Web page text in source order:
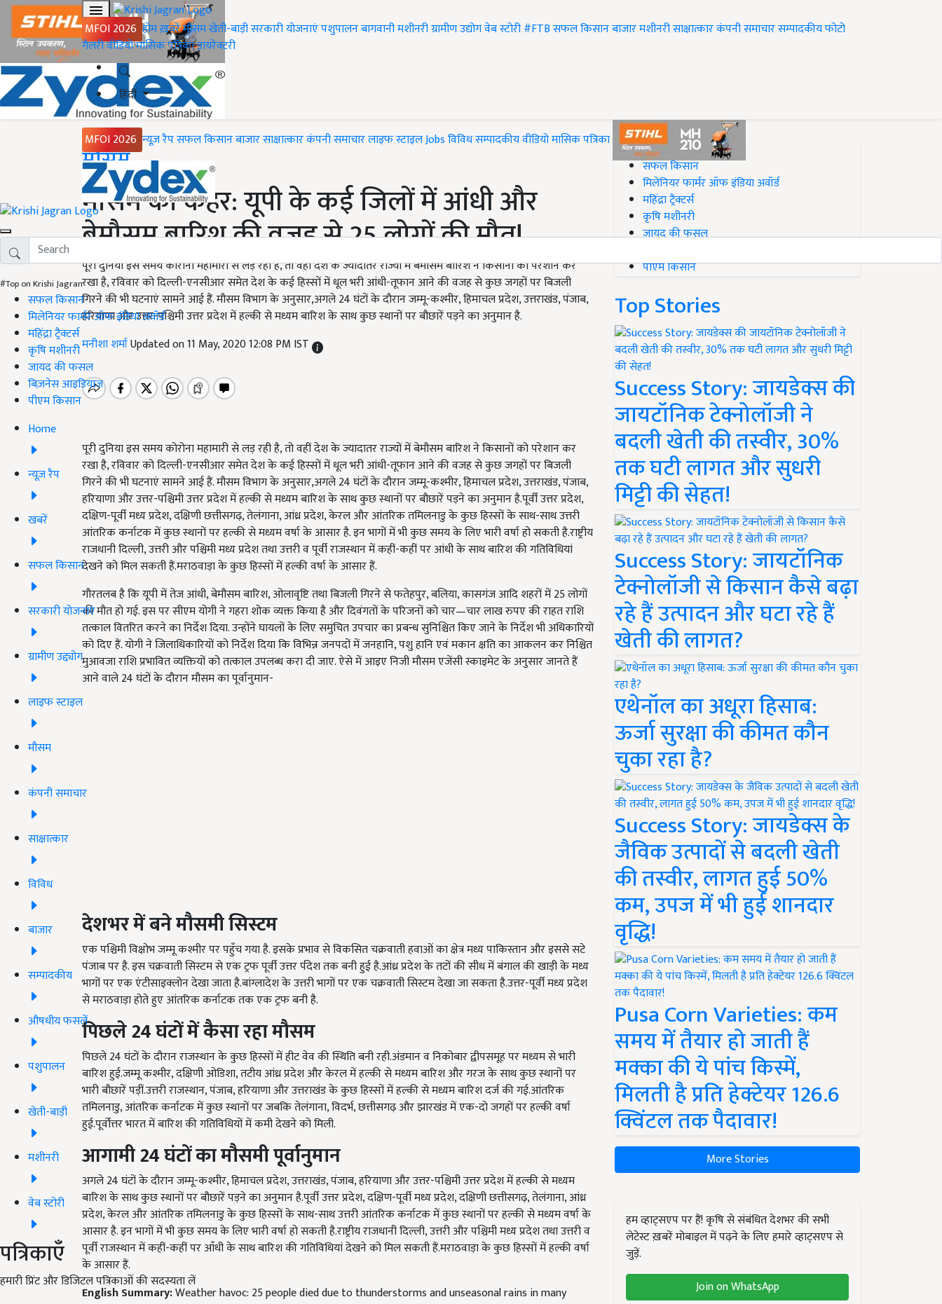
MFOI 2026 होमख़बरेंमौसमखेती-बाड़ीसरकारी योजनाएंपशुपालनबागवानीमशीनरीग्रामीण उद्योगवेब स्टोरी#FTBसफल किसानबाजारमशीनरीसाक्षात्कारकंपनी समाचारसम्पादकीयफोटो
गैलरीवीडियोमासिक पत्रिकाडायरेक्टरी
हिंदी
MFOI 2026 न्यूज़ रैपसफल किसानबाजारसाक्षात्कारकंपनी समाचारलाइफ स्टाइलJobsविविधसम्पादकीयवीडियोमासिक पत्रिका
#Top on Krishi Jagran
सफल किसान
मिलेनियर फार्मर ऑफ इंडिया अवॉर्ड
महिंद्रा ट्रैक्टर्स
कृषि मशीनरी
जायद की फसल
बिज़नेस आइडियाज
पीएम किसान
Home
न्यूज़ रैप
खबरें
सफल किसान
सरकारी योजनाएं
ग्रामीण उद्द्योग
लाइफ स्टाइल
मौसम
कंपनी समाचार
साक्षात्कार
विविध
बाजार
सम्पादकीय
औषधीय फसलें
पशुपालन
खेती-बाड़ी
मशीनरी
वेब स्टोरी
पत्रिकाएँ
हमारी प्रिंट और डिजिटल पत्रिकाओं की सदस्यता लें
Home
मौसम
मौसम का कहर: यूपी के कई जिलों में आंधी और
बेमौसम बारिश की वजह से 25 लोगों की मौत!
पूरी दुनिया इस समय कोरोना महामारी से लड़ रही है, तो वहीं देश के ज्यादातर राज्यों में बेमौसम बारिश ने किसानों को परेशान कर
रखा है, रविवार को दिल्ली-एनसीआर समेत देश के कई हिस्सों में धूल भरी आंधी-तूफान आने की वजह से कुछ जगहों पर बिजली
गिरने की भी घटनाएं सामने आई हैं. मौसम विभाग के अनुसार,अगले 24 घंटों के दौरान जम्मू-कश्मीर, हिमाचल प्रदेश, उत्तराखंड, पंजाब,
हरियाणा और उत्तर-पश्चिमी उत्तर प्रदेश में हल्की से मध्यम बारिश के साथ कुछ स्थानों पर बौछारें पड़ने का अनुमान है.
मनीशा शर्माUpdated on 11 May, 2020 12:08 PM IST
पूरी दुनिया इस समय कोरोना महामारी से लड़ रही है, तो वहीं देश के ज्यादातर राज्यों में बेमौसम बारिश ने किसानों को परेशान कर
रखा है, रविवार को दिल्ली-एनसीआर समेत देश के कई हिस्सों में धूल भरी आंधी-तूफान आने की वजह से कुछ जगहों पर बिजली
गिरने की भी घटनाएं सामने आई हैं. मौसम विभाग के अनुसार,अगले 24 घंटों के दौरान जम्मू-कश्मीर, हिमाचल प्रदेश, उत्तराखंड, पंजाब,
हरियाणा और उत्तर-पश्चिमी उत्तर प्रदेश में हल्की से मध्यम बारिश के साथ कुछ स्थानों पर बौछारें पड़ने का अनुमान है.पूर्वी उत्तर प्रदेश,
दक्षिण-पूर्वी मध्य प्रदेश, दक्षिणी छत्तीसगढ़, तेलंगाना, आंध्र प्रदेश, केरल और आंतरिक तमिलनाडु के कुछ हिस्सों के साथ-साथ उत्तरी
आंतरिक कर्नाटक में कुछ स्थानों पर हल्की से मध्यम वर्षा के आसार है. इन भागों में भी कुछ समय के लिए भारी वर्षा हो सकती है.राष्ट्रीय
राजधानी दिल्ली, उत्तरी और पश्चिमी मध्य प्रदेश तथा उत्तरी व पूर्वी राजस्थान में कहीं-कहीं पर आंधी के साथ बारिश की गतिविधियां
देखने को मिल सकती हैं.मराठवाड़ा के कुछ हिस्सों में हल्की वर्षा के आसार हैं.
गौरतलब है कि यूपी में तेज आंधी,बेमौसम बारिश,ओलावृष्टि तथा बिजली गिरने से फतेहपुर,बलिया,कासगंज आदि शहरों में 25 लोगों
की मौत हो गई. इस पर सीएम योगी ने गहरा शोक व्यक्त किया है और दिवंगतों के परिजनों को चार—चार लाख रुपए की राहत राशि
तत्काल वितरित करने का निर्देश दिया. उन्होंने घायलों के लिए समुचित उपचार का प्रबन्ध सुनिश्चित किए जाने के निर्देश भी अधिकारियों
को दिए हैं. योगी ने जिलाधिकारियों को निर्देश दिया कि विभिन्न जनपदों में जनहानि,पशु हानि एवं मकान क्षति का आकलन कर निश्चित
मुआवजा राशि प्रभावित व्यक्तियों को तत्काल उपलब्ध करा दी जाए.ऐसे में आइए निजी मौसम एजेंसी स्काइमेट के अनुसार जानते हैं
आने वाले 24 घंटों के दौरान मौसम का पूर्वानुमान-
देशभरमेंबनेमौसमीसिस्टम
एक पश्चिमी विक्षोभ जम्मू कश्मीर पर पहुँच गया है. इसके प्रभाव से विकसित चक्रवाती हवाओं का क्षेत्र मध्य पाकिस्तान और इससे सटे
पंजाब पर है. इस चक्रवाती सिस्टम से एक ट्रफ पूर्वी उत्तर र्पदेश तक बनी हुई है.आंध्र प्रदेश के तटों की सीध में बंगाल की खाड़ी के मध्य
भागों पर एक एंटीसाइक्लोन देखा जाता है.बांग्लादेश के उत्तरी भागों पर एक चक्रवाती सिस्टम देखा जा सकता है.उत्तर-पूर्वी मध्य प्रदेश
से मराठवाड़ा होते हुए आंतरिक कर्नाटक तक एक ट्रफ बनी है.
पिछले24घंटोंमेंकैसारहामौसम
पिछले 24 घंटों के दौरान राजस्थान के कुछ हिस्सों में हीट वेव की स्थिति बनी रही.अंडमान व निकोबार द्वीपसमूह पर मध्यम से भारी
बारिश हुई.जम्मू कश्मीर, दक्षिणी ओडिशा, तटीय आंध्र प्रदेश और केरल में हल्की से मध्यम बारिश और गरज के साथ कुछ स्थानों पर
भारी बौछारें पड़ीं.उत्तरी राजस्थान, पंजाब, हरियाणा और उत्तराखंड के कुछ हिस्सों में हल्की से मध्यम बारिश दर्ज की गई.आंतरिक
तमिलनाडु, आंतरिक कर्नाटक में कुछ स्थानों पर जबकि तेलंगाना, विदर्भ, छत्तीसगढ़ और झारखंड में एक-दो जगहों पर हल्की वर्षा
हुई.पूर्वोत्तर भारत में बारिश की गतिविधियों में कमी देखने को मिली.
आगामी24घंटोंकामौसमीपूर्वानुमान
अगले 24 घंटों के दौरान जम्मू-कश्मीर, हिमाचल प्रदेश, उत्तराखंड, पंजाब, हरियाणा और उत्तर-पश्चिमी उत्तर प्रदेश में हल्की से मध्यम
बारिश के साथ कुछ स्थानों पर बौछारें पड़ने का अनुमान है.पूर्वी उत्तर प्रदेश, दक्षिण-पूर्वी मध्य प्रदेश, दक्षिणी छत्तीसगढ़, तेलंगाना, आंध्र
प्रदेश, केरल और आंतरिक तमिलनाडु के कुछ हिस्सों के साथ-साथ उत्तरी आंतरिक कर्नाटक में कुछ स्थानों पर हल्की से मध्यम वर्षा के
आसार है. इन भागों में भी कुछ समय के लिए भारी वर्षा हो सकती है.राष्ट्रीय राजधानी दिल्ली, उत्तरी और पश्चिमी मध्य प्रदेश तथा उत्तरी व
पूर्वी राजस्थान में कहीं-कहीं पर आँधी के साथ बारिश की गतिविधियां देखने को मिल सकती हैं.मराठवाड़ा के कुछ हिस्सों में हल्की वर्षा
के आसार हैं.
English Summary:Weather havoc: 25 people died due to thunderstorms and unseasonal rains in many
#Top on Krishi Jagran
सफल किसान
मिलेनियर फार्मर ऑफ इंडिया अवॉर्ड
महिंद्रा ट्रैक्टर्स
कृषि मशीनरी
जायद की फसल
पीएम किसान
Top Stories
Success Story: जायडेक्स की
जायटॉनिक टेक्नोलॉजी ने
बदली खेती की तस्वीर, 30%
तक घटी लागत और सुधरी
मिट्टी की सेहत!
Success Story: जायटॉनिक
टेक्नोलॉजी से किसान कैसे बढ़ा
रहे हैं उत्पादन और घटा रहे हैं
खेती की लागत?
एथेनॉल का अधूरा हिसाब:
ऊर्जा सुरक्षा की कीमत कौन
चुका रहा है?
Success Story: जायडेक्स के
जैविक उत्पादों से बदली खेती
की तस्वीर, लागत हुई 50%
कम, उपज में भी हुई शानदार
वृद्धि!
Pusa Corn Varieties: कम
समय में तैयार हो जाती हैं
मक्का की ये पांच किस्में,
मिलती है प्रति हेक्टेयर 126.6
क्विंटल तक पैदावार!
More Stories
हम व्हाट्सएप पर हैं! कृषि से संबंधित देशभर की सभी
लेटेस्ट ख़बरें मोबाइल में पढ़ने के लिए हमारे व्हाट्सएप से
जुड़ें.
Join on WhatsApp